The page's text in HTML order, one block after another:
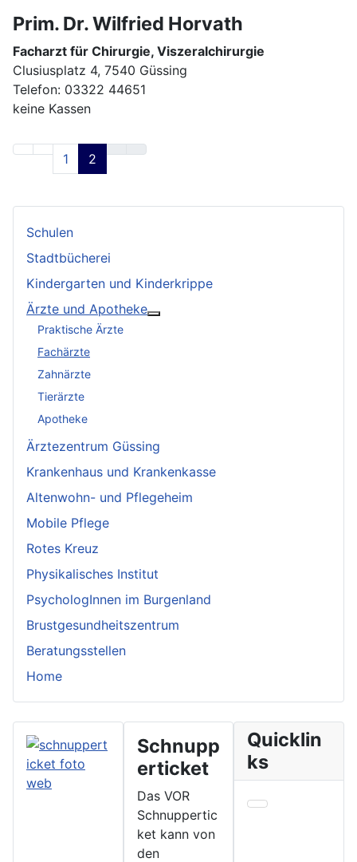
Schulen
Stadtbücherei
Kindergarten und Kinderkrippe
Ärzte und Apotheke
Praktische Ärzte
Fachärzte
Zahnärzte
Tierärzte
Apotheke
Ärztezentrum Güssing
Krankenhaus und Krankenkasse
Altenwohn- und Pflegeheim
Mobile Pflege
Rotes Kreuz
Physikalisches Institut
PsychologInnen im Burgenland
Brustgesundheitszentrum
Beratungsstellen
Home
Prim. Dr. Wilfried Horvath
Facharzt für Chirurgie, Viszeralchirurgie
Clusiusplatz 4, 7540 Güssing
Telefon: 03322 44651
keine Kassen
1 2
Schnupp
erticket
Das VOR
Schnuppertic
ket kann von
den
Quicklin
ks